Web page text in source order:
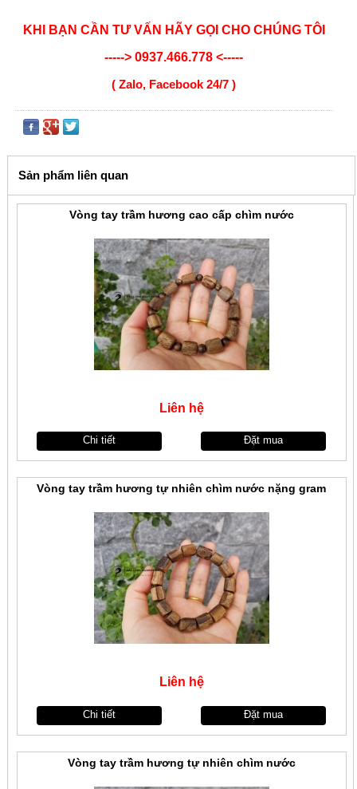
KHI BẠN CẦN TƯ VẤN HÃY GỌI CHO CHÚNG TÔI
-----> 0937.466.778 <-----
( Zalo, Facebook 24/7 )
Sản phẩm liên quan
Vòng tay trầm hương cao cấp chìm nước
Liên hệ
Chi tiết Đặt mua
Vòng tay trầm hương tự nhiên chìm nước nặng gram
Liên hệ
Chi tiết Đặt mua
Vòng tay trầm hương tự nhiên chìm nước